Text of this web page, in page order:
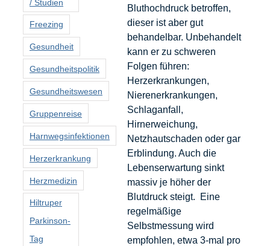
Bluthochdruck betroffen,
dieser ist aber gut
behandelbar. Unbehandelt
kann er zu schweren
Folgen führen:
Herzerkrankungen,
Nierenerkrankungen,
Schlaganfall,
Hirnerweichung,
Netzhautschaden oder gar
Erblindung. Auch die
Lebenserwartung sinkt
massiv je höher der
Blutdruck steigt. Eine
regelmäßige
Selbstmessung wird
empfohlen, etwa 3-mal pro
/ Studien
Freezing
Gesundheit
Gesundheitspolitik
Gesundheitswesen
Gruppenreise
Harnwegsinfektionen
Herzerkrankung
Herzmedizin
Hiltruper
Parkinson-
Tag